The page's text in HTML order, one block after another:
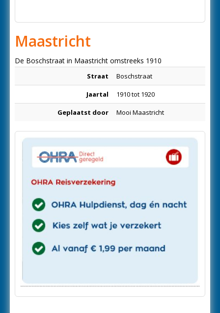
Maastricht
De Boschstraat in Maastricht omstreeks 1910
Straat Boschstraat
Jaartal 1910 tot 1920
Geplaatst door Mooi Maastricht